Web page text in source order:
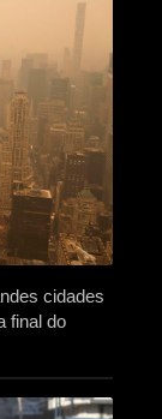
cidades
final do